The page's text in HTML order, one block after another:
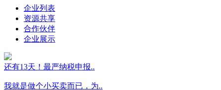
企业列表
资源共享
合作伙伴
企业展示
还有13天！最严纳税申报..
我就是做个小买卖而已，为..